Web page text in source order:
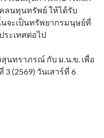
ลนทุนทรัพย์ ให้ได้รับ
จะเป็นทรัพยากรมนุษย์ที่
ะเทศต่อไป
สุนทราภรณ์ กับ ม.น.ข. เพื่อ
(2569) วันเสาร์ที่ 6